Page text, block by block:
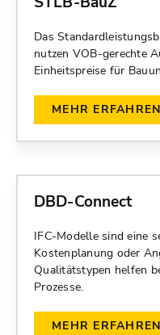
Das
nutzen VOB-gerechte
Einheitspreise für
MEHR ERFAHREN
DBD-Connect
IFC-Modelle sind eine
Kostenplanung oder
Qualitätstypen helfen
Prozesse.
MEHR ERFAHREN